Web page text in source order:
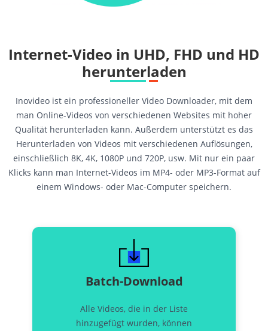
Internet-Video in UHD, FHD und HD
herunterladen
Inovideo ist ein professioneller Video Downloader, mit dem
man Online-Videos von verschiedenen Websites mit hoher
Qualität herunterladen kann. Außerdem unterstützt es das
Herunterladen von Videos mit verschiedenen Auflösungen,
einschließlich 8K, 4K, 1080P und 720P, usw. Mit nur ein paar
Klicks kann man Internet-Videos im MP4- oder MP3-Format auf
einem Windows- oder Mac-Computer speichern.
Batch-Download
Alle Videos, die in der Liste
hinzugefügt wurden, können